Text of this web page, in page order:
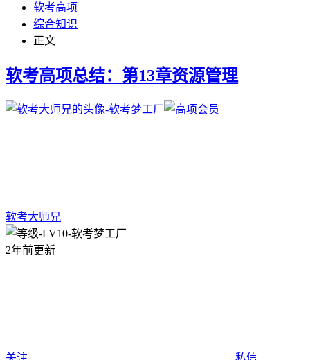
软考高项
综合知识
正文
软考高项总结：第13章资源管理
软考大师兄
2年前更新
关注 私信